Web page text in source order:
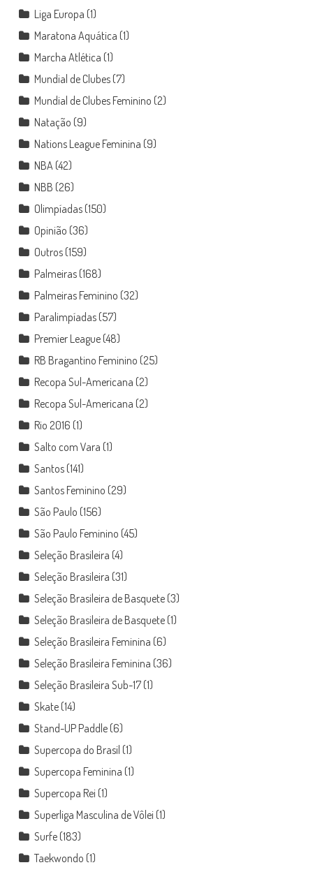
Liga Europa (1)
Maratona Aquática (1)
Marcha Atlética (1)
Mundial de Clubes(7)
Mundial de Clubes Feminino (2)
Natação (9)
Nations League Feminina (9)
NBA(42)
NBB (26)
Olimpíadas(150)
Opinião (36)
Outros(159)
Palmeiras(168)
Palmeiras Feminino (32)
Paralimpíadas(57)
Premier League(48)
RB Bragantino Feminino (25)
Recopa Sul-Americana (2)
Recopa Sul-Americana (2)
Rio 2016 (1)
Salto com Vara (1)
Santos(141)
Santos Feminino (29)
São Paulo (156)
São Paulo Feminino (45)
Seleção Brasileira (4)
Seleção Brasileira (31)
Seleção Brasileira de Basquete(3)
Seleção Brasileira de Basquete(1)
Seleção Brasileira Feminina (6)
Seleção Brasileira Feminina (36)
Seleção Brasileira Sub-17(1)
Skate(14)
Stand-UP Paddle(6)
Supercopa do Brasil (1)
Supercopa Feminina (1)
Supercopa Rei (1)
Superliga Masculina de Vôlei (1)
Surfe(183)
Taekwondo (1)